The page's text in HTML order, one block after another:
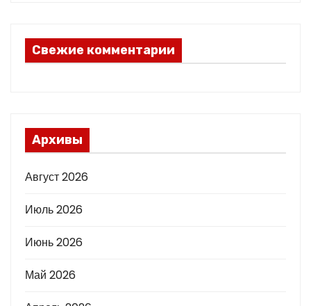
Свежие комментарии
Архивы
Август 2026
Июль 2026
Июнь 2026
Май 2026